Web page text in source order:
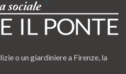
o un giardiniere a Firenze, la